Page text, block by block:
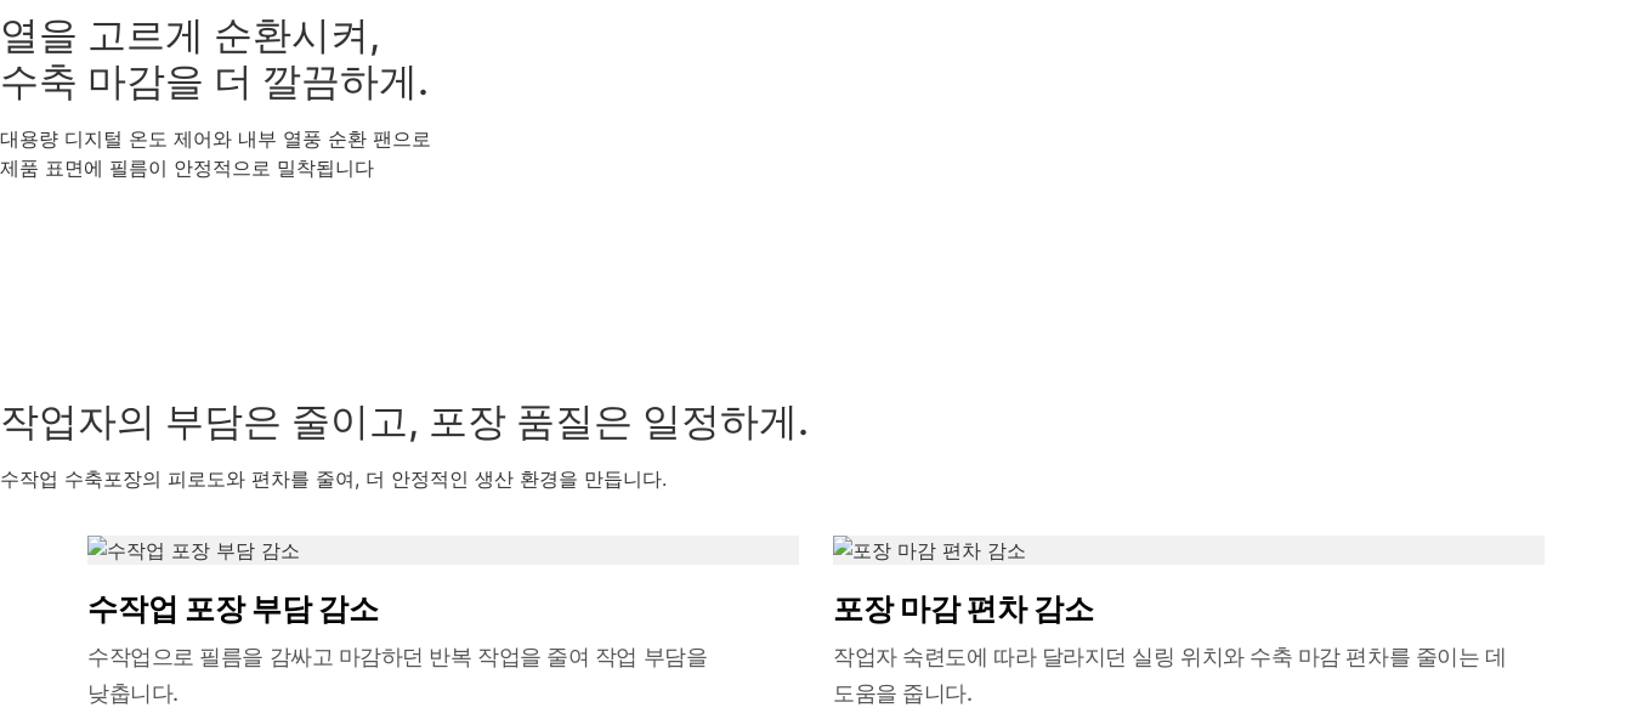
열을 고르게 순환시켜,
수축 마감을 더 깔끔하게.
대용량 디지털 온도 제어와 내부 열풍 순환 팬으로
제품 표면에 필름이 안정적으로 밀착됩니다
작업자의 부담은 줄이고, 포장 품질은 일정하게.
수작업 수축포장의 피로도와 편차를 줄여, 더 안정적인 생산 환경을 만듭니다.
수작업 포장 부담 감소
수작업으로 필름을 감싸고 마감하던 반복 작업을 줄여 작업 부담을
낮춥니다.
포장 마감 편차 감소
작업자 숙련도에 따라 달라지던 실링 위치와 수축 마감 편차를 줄이는 데
도움을 줍니다.